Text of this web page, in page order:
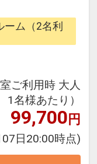
ケージだか
ん周遊旅行
泊や延
在です。
（または
ライトマイ
や現地交
加（同時予
ム（2名利
ご利用時 大人
1名様あたり）
99,700円
日20:00時点)